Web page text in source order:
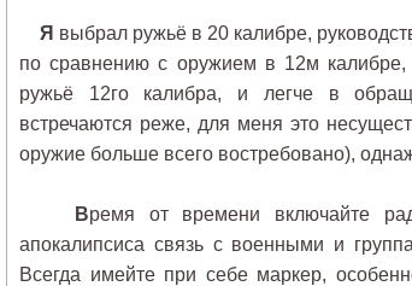
Я выбрал ружьё в 20 калибре,
по сравнению с оружием в 12м
ружьё 12го калибра, и легче в
встречаются реже, для меня это
оружие больше всего востребовано),
Время от времени включайте
апокалипсиса связь с военными и
Всегда имейте при себе маркер,